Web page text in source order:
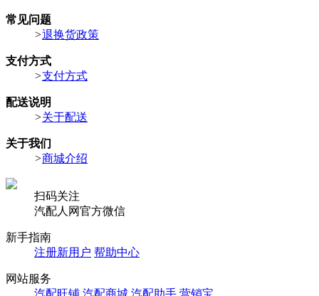
常见问题
>退换货政策
支付方式
>支付方式
配送说明
>关于配送
关于我们
>商城介绍
扫码关注
汽配人网官方微信
新手指南
注册新用户 帮助中心
网站服务
汽配旺铺 汽配商城 汽配助手 营销宝